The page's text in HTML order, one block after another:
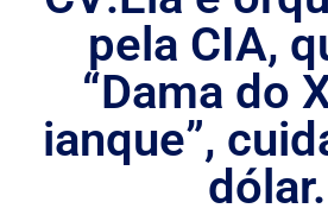
pela CIA,
“Dama do
ianque”,
dólar.